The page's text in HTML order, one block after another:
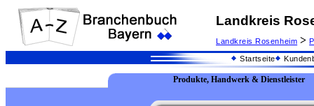
Landkreis
Landkreis Rosenheim >
Startseite
Produkte, Handwerk & Dienstleister